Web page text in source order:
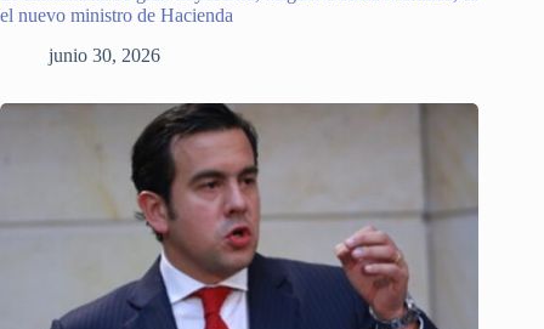
el nuevo ministro de Hacienda
junio 30, 2026